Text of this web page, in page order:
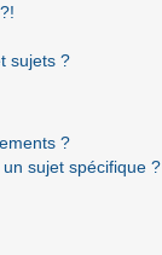
sujets ?
?
sujet spécifique ?